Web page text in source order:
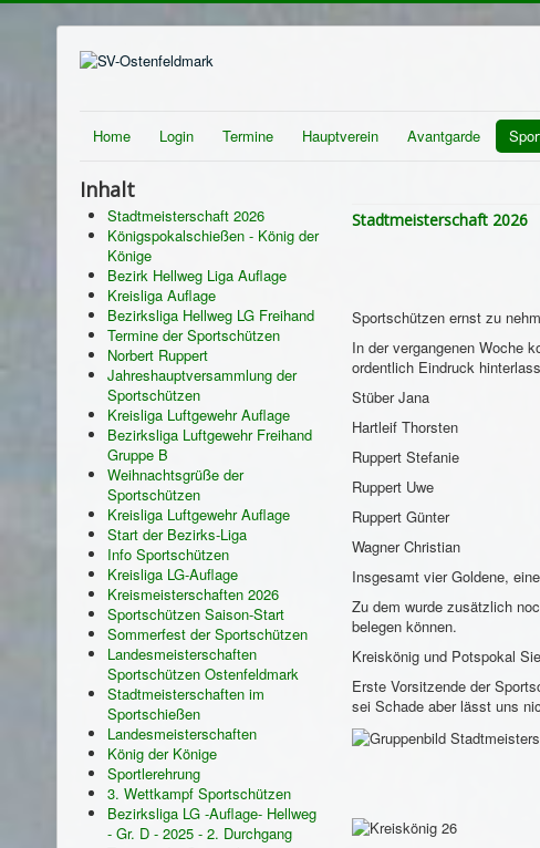
Home Login Termine Hauptverein Avantgarde
Inhalt
Stadtmeisterschaft 2026
Königspokalschießen - König der
Könige
Bezirk Hellweg Liga Auflage
Kreisliga Auflage
Bezirksliga Hellweg LG Freihand
Termine der Sportschützen
Norbert Ruppert
Jahreshauptversammlung der
Sportschützen
Kreisliga Luftgewehr Auflage
Bezirksliga Luftgewehr Freihand
Gruppe B
Weihnachtsgrüße der
Sportschützen
Kreisliga Luftgewehr Auflage
Start der Bezirks-Liga
Info Sportschützen
Kreisliga LG-Auflage
Kreismeisterschaften 2026
Sportschützen Saison-Start
Sommerfest der Sportschützen
Landesmeisterschaften
Sportschützen Ostenfeldmark
Stadtmeisterschaften im
Sportschießen
Landesmeisterschaften
König der Könige
Sportlerehrung
3. Wettkampf Sportschützen
Bezirksliga LG -Auflage- Hellweg
- Gr. D - 2025 - 2. Durchgang
Stadtmeisterschaft 2026
Sportschützen ernst zu
In der vergangenen Woche
ordentlich Eindruck
Stüber Jana
Hartleif Thorsten
Ruppert Stefanie
Ruppert Uwe
Ruppert Günter
Wagner Christian
Insgesamt vier Goldene,
Zu dem wurde zusätzlich
belegen können.
Kreiskönig und Potspokal
Erste Vorsitzende der
sei Schade aber lässt uns